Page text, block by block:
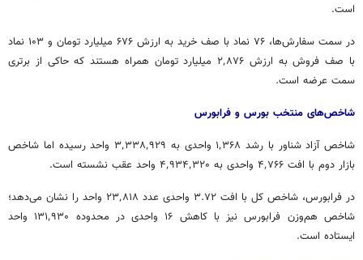
است.
در سمت سفارش‌ها، ۷۶ نماد با صف خرید به ارزش ۶۷۶ میلیارد تومان و ۱۰۳ نماد
با صف فروش به ارزش ۲٬۸۷۶ میلیارد تومان همراه هستند که حاکی از برتری
سمت عرضه است.
شاخص‌های منتخب بورس و فرابورس
شاخص آزاد شناور با رشد ۱٬۳۶۸ واحدی به ۳٬۳۳۸٬۹۲۹ واحد رسیده اما شاخص
بازار دوم با افت ۴٬۷۶۶ واحدی به ۴٬۹۳۴٬۳۲۰ واحد عقب نشسته است.
در فرابورس
، شاخص کل با افت ۳.۷۲ واحدی عدد ۲۳٬۸۱۸ واحد را نشان می‌دهد؛
شاخص هم‌وزن فرابورس
نیز با کاهش ۱۶ واحدی در محدوده ۱۳۱٬۹۳۰ واحد
ایستاده است.